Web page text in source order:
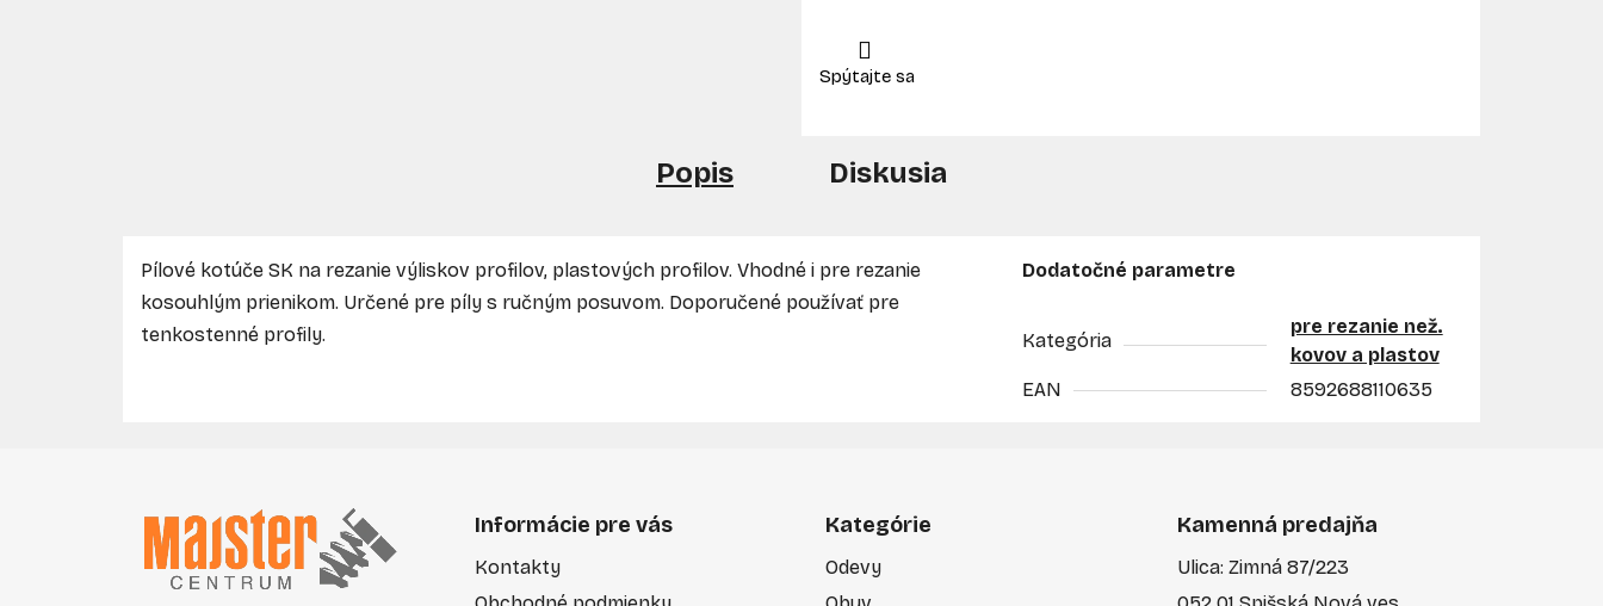
Popis Diskusia
Pílové kotúče SK na rezanie výliskov profilov, plastových profilov. Vhodné i pre rezanie
kosouhlým prienikom. Určené pre píly s ručným posuvom. Doporučené používať pre
tenkostenné profily.
Dodatočné parametre
Kategória
pre rezanie než.
kovov a plastov
EAN
8592688110635
Informácie pre vás
Kontakty
Kategórie
Odevy
Kamenná predajňa
Ulica: Zimná 87/223